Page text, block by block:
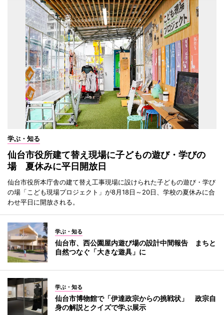
学ぶ・知る
仙台市役所建て替え現場に子どもの遊び・学びの
場 夏休みに平日開放日
仙台市役所本庁舎の建て替え工事現場に設けられた子どもの遊び・学び
の場「こども現場プロジェクト」が8月18日～20日、学校の夏休みに合
わせ平日に開放される。
学ぶ・知る
仙台市、西公園屋内遊び場の設計中間報告 まちと
自然つなぐ「大きな遊具」に
学ぶ・知る
仙台市博物館で「伊達政宗からの挑戦状」 政宗自
身の解説とクイズで学ぶ展示